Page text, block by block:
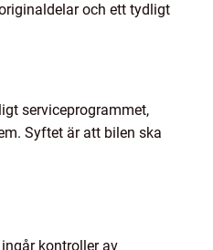
och ett tydligt
serviceprogrammet,
Syftet är att bilen ska
kontroller av